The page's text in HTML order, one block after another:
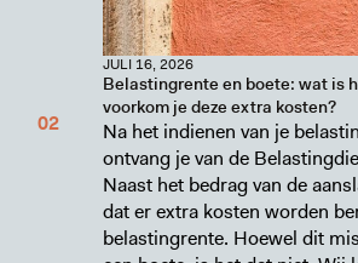
JULI 16, 2026
Belastingrente en boete: wat is
voorkom je deze extra kosten?
Na het indienen van je
ontvang je van de
Naast het bedrag van de
dat er extra kosten worden
belastingrente. Hoewel dit